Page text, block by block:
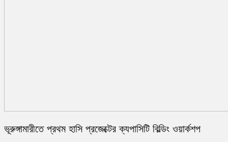
ভূরুঙ্গামারীতে প্রথম হাসি প্রজেক্টের ক্যপাসিটি বিল্ডিং ওয়ার্কশপ